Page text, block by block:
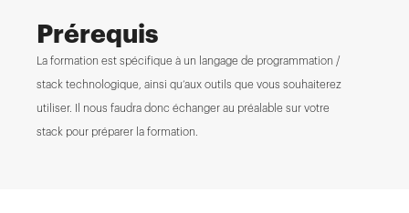
Prérequis
La formation est spécifique à un langage de programmation /
stack technologique, ainsi qu’aux outils que vous souhaiterez
utiliser. Il nous faudra donc échanger au préalable sur votre
stack pour préparer la formation.